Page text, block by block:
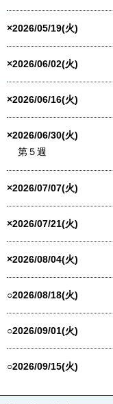
×2026/05/19(火)
×2026/06/02(火)
×2026/06/16(火)
×2026/06/30(火)
第５週
×2026/07/07(火)
×2026/07/21(火)
×2026/08/04(火)
○2026/08/18(火)
○2026/09/01(火)
○2026/09/15(火)